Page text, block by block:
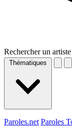
Rechercher un
Thématiques
Paroles.net Paroles